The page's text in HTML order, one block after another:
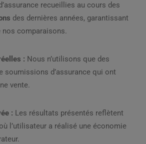
recueillies au cours des
des dernières années, garantissant
nos comparaisons.
: Nous n’utilisons que des
soumissions d’assurance qui ont
vente.
: Les résultats présentés reflètent
l’utilisateur a réalisé une économie